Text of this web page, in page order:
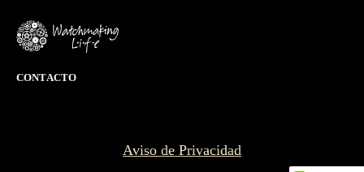
CONTACTO
Aviso de Privacidad